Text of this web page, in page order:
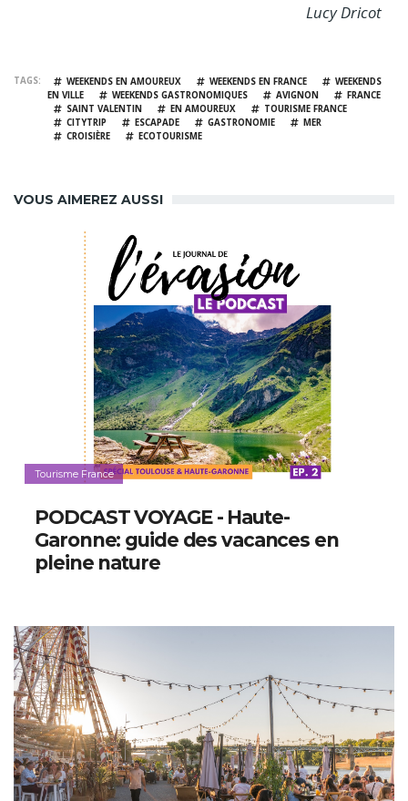
Lucy Dricot
TAGS WEEKENDS EN AMOUREUX WEEKENDS EN FRANCE
WEEKENDS
EN VILLE
WEEKENDS GASTRONOMIQUES AVIGNON
FRANCE
SAINT VALENTIN
EN AMOUREUX
TOURISME FRANCE
CITYTRIP
ESCAPADE GASTRONOMIE
MER
CROISIÈRE
ECOTOURISME
VOUS AIMEREZ AUSSI
Tourisme France
PODCAST VOYAGE - Haute-
Garonne: guide des vacances en
pleine nature